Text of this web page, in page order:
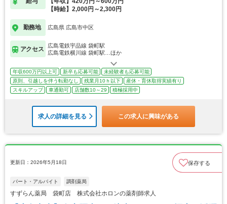
【時給】2,000円～2,300円
勤務地 広島県 広島市中区
アクセス
広島電鉄宇品線 袋町駅
広島電鉄横川線 袋町駅…ほか
年収600万円以上可 新卒も応募可能
未経験者も応募可能
原則、引越しを伴う転勤なし
残業月10ｈ以下
産休・育休取得実績有り
スキルアップ
車通勤可 店舗数10～29 積極採用中
求人の詳細を見る この求人に興味がある
更新日：2026年5月18日 保存する
パート・アルバイト 調剤薬局
すずらん薬局 袋町店 株式会社ホロンの薬剤師求人